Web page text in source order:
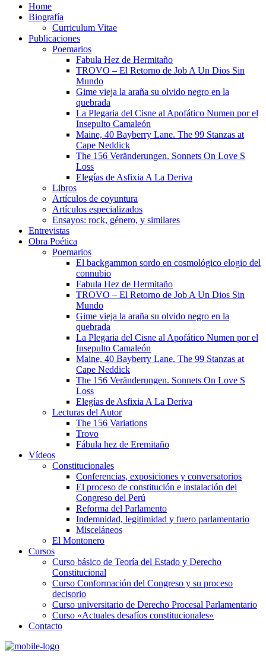
Home
Biografía
Curriculum Vitae​
Publicaciones
Poemarios
Fabula Hez de Hermitaño
TROVO – El Retorno de Job A Un Dios Sin
Mundo
Gime vieja la araña su olvido negro en la
quebrada
La Plegaria del Cisne al Apofático Numen por el
Insepulto Camaleón
Maine, 40 Bayberry Lane. The 99 Stanzas at
Cape Neddick
The 156 Veränderungen. Sonnets On Love S
Loss
Elegías de Asfixia A La Deriva
Libros
Artículos de coyuntura
Artículos especializados
Ensayos: rock, género, y similares
Entrevistas
Obra Poética
Poemarios
El backgammon sordo en cosmológico elogio del
connubio
Fabula Hez de Hermitaño
TROVO – El Retorno de Job A Un Dios Sin
Mundo
Gime vieja la araña su olvido negro en la
quebrada
La Plegaria del Cisne al Apofático Numen por el
Insepulto Camaleón
Maine, 40 Bayberry Lane. The 99 Stanzas at
Cape Neddick
The 156 Veränderungen. Sonnets On Love S
Loss
Elegías de Asfixia A La Deriva
Lecturas del Autor
The 156 Variations
Trovo
Fábula hez de Eremitaño
Vídeos
Constitucionales
Conferencias, exposiciones y conversatorios
El proceso de constitución e instalación del
Congreso del Perú
Reforma del Parlamento
Indemnidad, legitimidad y fuero parlamentario
Misceláneos
El Montonero
Cursos
Curso básico de Teoría del Estado y Derecho
Constitucional
Curso Conformación del Congreso y su proceso
decisorio
Curso universitario de Derecho Procesal Parlamentario
Curso «Actuales desafíos constitucionales»
Contacto